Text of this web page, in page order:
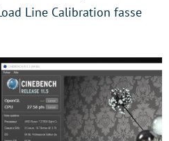
Line Calibration fasse